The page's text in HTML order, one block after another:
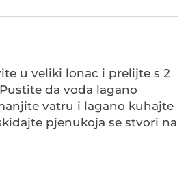
u veliki lonac i prelijte s 2
da voda lagano
vatru i lagano kuhajte
pjenukoja se stvori na